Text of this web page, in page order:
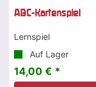
ABC-Kartenspiel
Lernspiel
Auf Lager
14,00 € *